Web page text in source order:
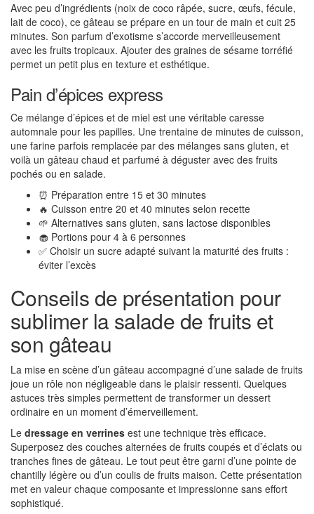
Avec peu d’ingrédients (noix de coco râpée, sucre, œufs, fécule,
lait de coco), ce gâteau se prépare en un tour de main et cuit 25
minutes. Son parfum d’exotisme s’accorde merveilleusement
avec les fruits tropicaux. Ajouter des graines de sésame torréfié
permet un petit plus en texture et esthétique.
Pain d’épices express
Ce mélange d’épices et de miel est une véritable caresse
automnale pour les papilles. Une trentaine de minutes de cuisson,
une farine parfois remplacée par des mélanges sans gluten, et
voilà un gâteau chaud et parfumé à déguster avec des fruits
pochés ou en salade.
⏰ Préparation entre 15 et 30 minutes
🔥 Cuisson entre 20 et 40 minutes selon recette
🌱 Alternatives sans gluten, sans lactose disponibles
🧁 Portions pour 4 à 6 personnes
✅ Choisir un sucre adapté suivant la maturité des fruits :
éviter l’excès
Conseils de présentation pour
sublimer la salade de fruits et
son gâteau
La mise en scène d’un gâteau accompagné d’une salade de fruits
joue un rôle non négligeable dans le plaisir ressenti. Quelques
astuces très simples permettent de transformer un dessert
ordinaire en un moment d’émerveillement.
Le dressage en verrines est une technique très efficace.
Superposez des couches alternées de fruits coupés et d’éclats ou
tranches fines de gâteau. Le tout peut être garni d’une pointe de
chantilly légère ou d’un coulis de fruits maison. Cette présentation
met en valeur chaque composante et impressionne sans effort
sophistiqué.